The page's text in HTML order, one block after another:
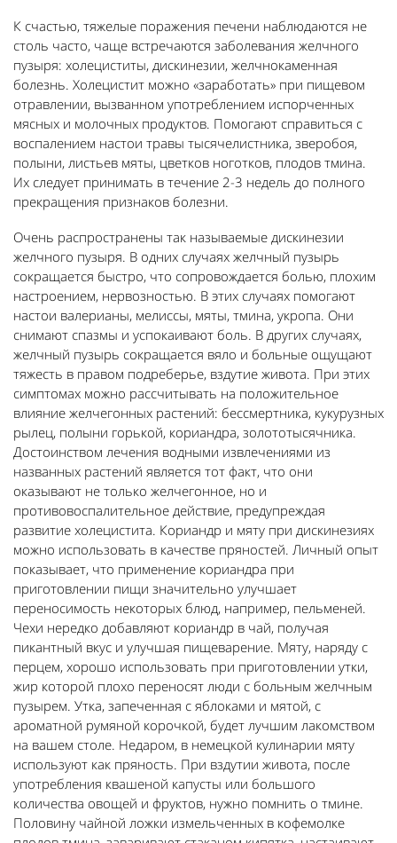
К счастью, тяжелые поражения печени наблюдаются не
столь часто, чаще встречаются заболевания желчного
пузыря: холециститы, дискинезии, желчнокаменная
болезнь. Холецистит можно «заработать» при пищевом
отравлении, вызванном употреблением испорченных
мясных и молочных продуктов. Помогают справиться с
воспалением настои травы тысячелистника, зверобоя,
полыни, листьев мяты, цветков ноготков, плодов тмина.
Их следует принимать в течение 2-3 недель до полного
прекращения признаков болезни.
Очень распространены так называемые дискинезии
желчного пузыря. В одних случаях желчный пузырь
сокращается быстро, что сопровождается болью, плохим
настроением, нервозностью. В этих случаях помогают
настои валерианы, мелиссы, мяты, тмина, укропа. Они
снимают спазмы и успокаивают боль. В других случаях,
желчный пузырь сокращается вяло и больные ощущают
тяжесть в правом подреберье, вздутие живота. При этих
симптомах можно рассчитывать на положительное
влияние желчегонных растений: бессмертника, кукурузных
рылец, полыни горькой, кориандра, золототысячника.
Достоинством лечения водными извлечениями из
названных растений является тот факт, что они
оказывают не только желчегонное, но и
противовоспалительное действие, предупреждая
развитие холецистита. Кориандр и мяту при дискинезиях
можно использовать в качестве пряностей. Личный опыт
показывает, что применение кориандра при
приготовлении пищи значительно улучшает
переносимость некоторых блюд, например, пельменей.
Чехи нередко добавляют кориандр в чай, получая
пикантный вкус и улучшая пищеварение. Мяту, наряду с
перцем, хорошо использовать при приготовлении утки,
жир которой плохо переносят люди с больным желчным
пузырем. Утка, запеченная с яблоками и мятой, с
ароматной румяной корочкой, будет лучшим лакомством
на вашем столе. Недаром, в немецкой кулинарии мяту
используют как пряность. При вздутии живота, после
употребления квашеной капусты или большого
количества овощей и фруктов, нужно помнить о тмине.
Половину чайной ложки измельченных в кофемолке